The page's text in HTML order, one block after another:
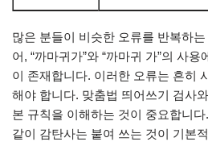
많은 분들이 비슷한 오류를 반복하
어, “까마귀가”와 “까마귀 가”의 사
이 존재합니다. 이러한 오류는 흔히
해야 합니다. 맞춤법 띄어쓰기 검사
본 규칙을 이해하는 것이 중요합니다
같이 감탄사는 붙여 쓰는 것이 기본